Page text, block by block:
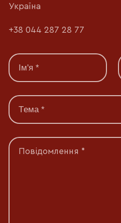
Україна
+38 044 287 28 77
Повідомлення *